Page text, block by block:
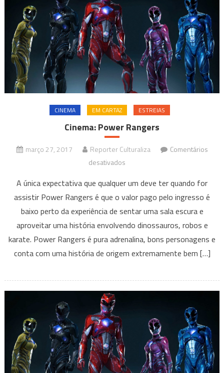
CINEMA EM CARTAZ ESTREIAS
Cinema: Power Rangers
março 27, 2017 Reporter Culturaliza
Comentários
desativados
Power
Rangers
A única expectativa que qualquer um deve ter quando for
assistir Power Rangers é que o valor pago pelo ingresso é
baixo perto da experiência de sentar uma sala escura e
aproveitar uma história envolvendo dinossauros, robos e
karate. Power Rangers é pura adrenalina, bons personagens e
conta com uma história de origem extremamente bem […]